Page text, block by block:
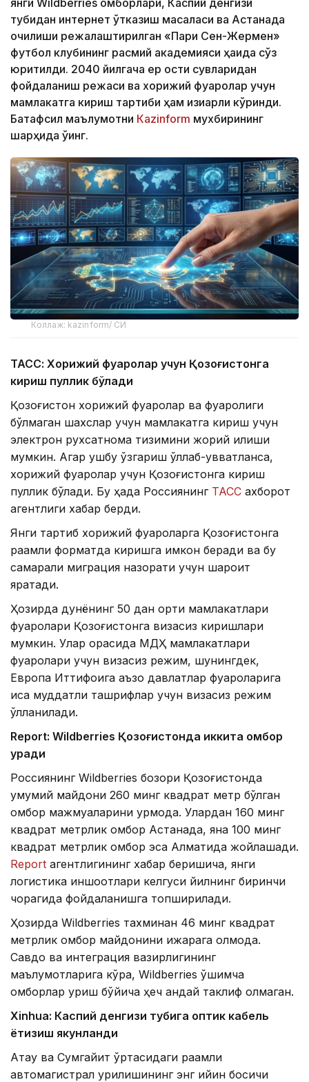
янги Wildberries омборлари, Каспий денгизи
тубидан интернет ўтказиш масаласи ва Астанада
очилиши режалаштирилган «Пари Сен-Жермен»
футбол клубининг расмий академияси ҳақида сўз
юритилди. 2040 йилгача ер ости сувларидан
фойдаланиш режаси ва хорижий фуқаролар учун
мамлакатга кириш тартиби ҳам қизиқарли кўринди.
Батафсил маълумотни Кazinform мухбирининг
шарҳида ўқинг.
Коллаж: kazinform/ СИ
ТАСС: Хорижий фуқаролар учун Қозоғистонга
кириш пуллик бўлади
Қозоғистон хорижий фуқаролар ва фуқаролиги
бўлмаган шахслар учун мамлакатга кириш учун
электрон рухсатнома тизимини жорий қилиши
мумкин. Агар ушбу ўзгариш қўллаб-қувватланса,
хорижий фуқаролар учун Қозоғистонга кириш
пуллик бўлади. Бу ҳақда Россиянинг ТАСС ахборот
агентлиги хабар берди.
Янги тартиб хорижий фуқароларга Қозоғистонга
рақамли форматда киришга имкон беради ва бу
самарали миграция назорати учун шароит
яратади.
Ҳозирда дунёнинг 50 дан ортиқ мамлакатлари
фуқаролари Қозоғистонга визасиз киришлари
мумкин. Улар орасида МДҲ мамлакатлари
фуқаролари учун визасиз режим, шунингдек,
Европа Иттифоқига аъзо давлатлар фуқароларига
қисқа муддатли ташрифлар учун визасиз режим
қўлланилади.
Report: Wildberries Қозоғистонда иккита омбор
қуради
Россиянинг Wildberries бозори Қозоғистонда
умумий майдони 260 минг квадрат метр бўлган
омбор мажмуаларини қурмоқда. Улардан 160 минг
квадрат метрлик омбор Астанада, яна 100 минг
квадрат метрлик омбор эса Алматида жойлашади.
Report агентлигининг хабар беришича, янги
логистика иншоотлари келгуси йилнинг биринчи
чорагида фойдаланишга топширилади.
Ҳозирда Wildberries тахминан 46 минг квадрат
метрлик омбор майдонини ижарага олмоқда.
Савдо ва интеграция вазирлигининг
маълумотларига кўра, Wildberries қўшимча
омборлар қуриш бўйича ҳеч қандай таклиф олмаган.
Xinhuа: Каспий денгизи тубига оптик кабель
ётқизиш якунланди
Ақтау ва Сумгайит ўртасидаги рақамли
автомагистрал қурилишининг энг қийин босқичи